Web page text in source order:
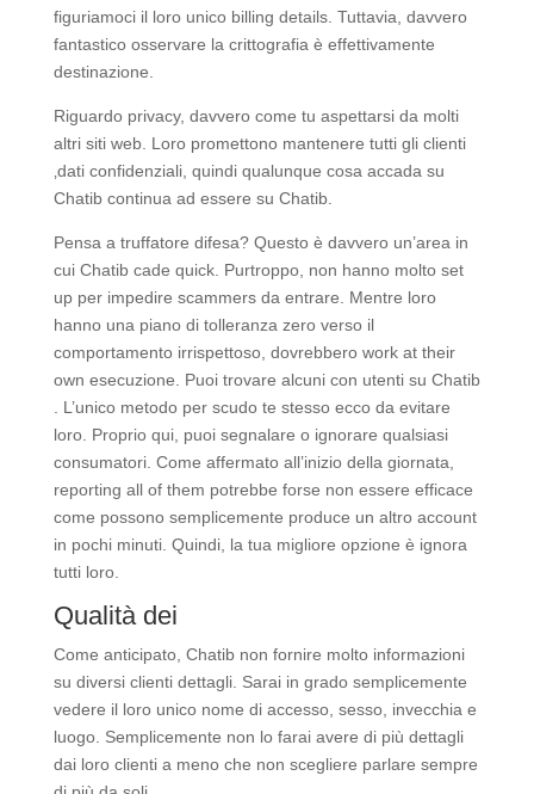
figuriamoci il loro unico billing details. Tuttavia, davvero
fantastico osservare la crittografia è effettivamente
destinazione.
Riguardo privacy, davvero come tu aspettarsi da molti
altri siti web. Loro promettono mantenere tutti gli clienti
‚dati confidenziali, quindi qualunque cosa accada su
Chatib continua ad essere su Chatib.
Pensa a truffatore difesa? Questo è davvero un’area in
cui Chatib cade quick. Purtroppo, non hanno molto set
up per impedire scammers da entrare. Mentre loro
hanno una piano di tolleranza zero verso il
comportamento irrispettoso, dovrebbero work at their
own esecuzione. Puoi trovare alcuni con utenti su Chatib
. L’unico metodo per scudo te stesso ecco da evitare
loro. Proprio qui, puoi segnalare o ignorare qualsiasi
consumatori. Come affermato all’inizio della giornata,
reporting all of them potrebbe forse non essere efficace
come possono semplicemente produce un altro account
in pochi minuti. Quindi, la tua migliore opzione è ignora
tutti loro.
Qualità dei
Come anticipato, Chatib non fornire molto informazioni
su diversi clienti dettagli. Sarai in grado semplicemente
vedere il loro unico nome di accesso, sesso, invecchia e
luogo. Semplicemente non lo farai avere di più dettagli
dai loro clienti a meno che non scegliere parlare sempre